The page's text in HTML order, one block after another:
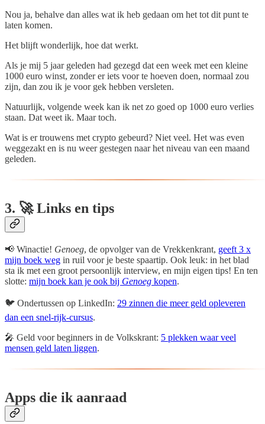
Nou ja, behalve dan alles wat ik heb gedaan om het tot dit punt te
laten komen.
Het blijft wonderlijk, hoe dat werkt.
Als je mij 5 jaar geleden had gezegd dat een week met een kleine
1000 euro winst, zonder er iets voor te hoeven doen, normaal zou
zijn, dan zou ik je voor gek hebben versleten.
Natuurlijk, volgende week kan ik net zo goed op 1000 euro verlies
staan. Dat weet ik. Maar toch.
Wat is er trouwens met crypto gebeurd? Niet veel. Het was even
weggezakt en is nu weer gestegen naar het niveau van een maand
geleden.
3. 🚀 Links en tips
📢 Winactie! Genoeg, de opvolger van de Vrekkenkrant, geeft 3 x
mijn boek weg in ruil voor je beste spaartip. Ook leuk: in het blad
sta ik met een groot persoonlijk interview, en mijn eigen tips! En ten
slotte: mijn boek kan je ook bij Genoeg kopen.
🐦 Ondertussen op LinkedIn: 29 zinnen die meer geld opleveren
dan een snel-rijk-cursus.
🎤 Geld voor beginners in de Volkskrant: 5 plekken waar veel
mensen geld laten liggen.
Apps die ik aanraad